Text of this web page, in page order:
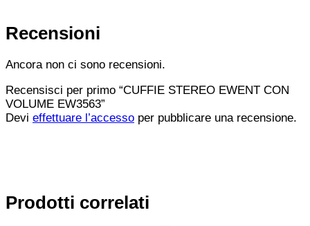
Recensioni
Ancora non ci sono recensioni.
Recensisci per primo “CUFFIE STEREO EWENT CON
VOLUME EW3563”
Devi effettuare l’accesso per pubblicare una recensione.
Prodotti correlati